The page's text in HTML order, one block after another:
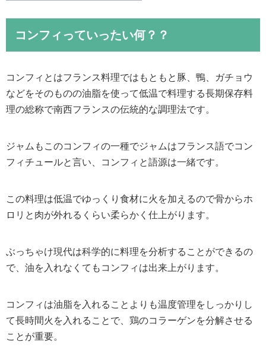
コンフィっていったい何？？
コンフィとはフランス料理ではもともと豚、鴨、ガチョウ
などをそのものの油脂を使って低温で料理する長期保存料
理の総称で南西フランスの伝統的な調理法です。
ジャムもこのコンフィの一種でジャムはフランス語でコン
フィチュールと言い、コンフィと語源は一緒です。
この料理は低温でゆっくり食材に火を加えるので骨からホ
ロリと肉が外れるくらい柔らかく仕上がります。
ぶっちゃけ現代は科学的に料理を分析することができるの
で、油を入れなくてもコンフィは出来上がります。
コンフィは油脂を入れることよりも温度管理をしっかりし
て長時間火を入れることで、鶏のコラーゲンを分解させる
ことが重要。